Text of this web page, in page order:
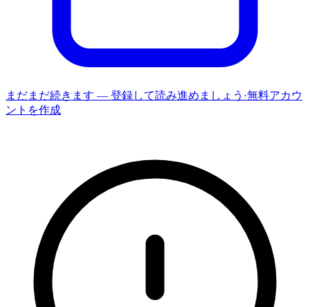
まだまだ続きます — 登録して読み進めましょう ·無料アカウ
ントを作成